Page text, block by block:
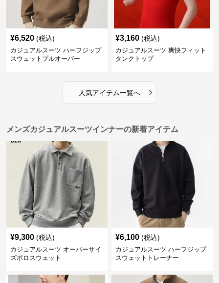
¥6,520 (税込)
カジュアルスーツ ハーフジップ
スウェットプルオーバー
¥3,160 (税込)
カジュアルスーツ 爽快フィット
タンクトップ
人気アイテム一覧へ ›
メンズカジュアルスーツインナーの新着アイテム
¥9,300 (税込)
カジュアルスーツ オーバーサイ
ズポロスウェット
¥6,100 (税込)
カジュアルスーツ ハーフジップ
スウェットトレーナー